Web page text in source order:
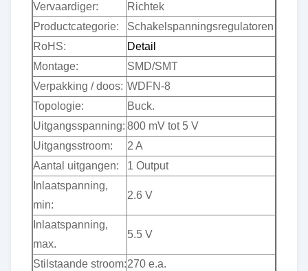
Vervaardiger:
Richtek
Productcategorie:
Schakelspanningsregulatoren
RoHS:
Detail
Montage:
SMD/SMT
Verpakking / doos: WDFN-8
Topologie:
Buck.
Uitgangsspanning: 800 mV tot 5 V
Uitgangsstroom:
2 A
Aantal uitgangen:
1 Output
Inlaatspanning,
min:
2.6 V
Inlaatspanning,
max.
5.5 V
Stilstaande stroom:270 e.a.